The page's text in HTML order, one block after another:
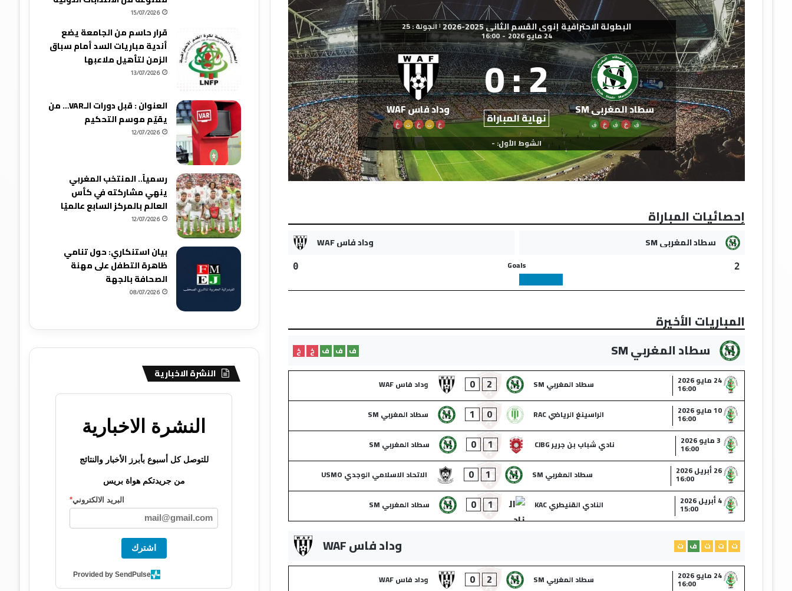
البطولة الاحترافية إنوي القسم الثاني 2025-2026 | الجولة : 25
24 مايو 2026 -
16:00
سطاد المغربي SM
ف خ ف خ ف
2
:
0
نهاية المباراة وداد فاس WAF
خ ت خ ت خ
الشوط الأول: -
إحصائيات المباراة
سطاد المغربي SM وداد فاس WAF
2
Goals
0
المباريات الأخيرة
سطاد المغربي SM
ف ف ف خ خ
24 مايو 2026
16:00 سطاد المغربي SM 2
0
وداد فاس WAF
10 مايو 2026
16:00 الراسينغ الرياضي RAC 0
1
سطاد المغربي SM
3 مايو 2026
16:00 نادي شباب بن جرير CJBG 1
0
سطاد المغربي SM
26 أبريل 2026
16:00 سطاد المغربي SM 1
0
الاتحاد الاسلامي الوجدي USMO
4 أبريل 2026
15:00 النادي القنيطري KAC 1
0 سطاد المغربي SM
وداد فاس WAF ت ت ت ف ت
24 مايو 2026
16:00 سطاد المغربي SM 2
0
وداد فاس WAF
15/07/2026
قرار حاسم من الجامعة يضع
أندية مباريات السد أمام سباق
الزمن لتأهيل ملاعبها
13/07/2026
العنوان : قبل دورات الـVAR… من
يقيّم موسم التحكيم
12/07/2026
رسمياً.. المنتخب المغربي
ينهي مشاركته في كأس
العالم بالمركز السابع عالميًا
12/07/2026
بيان استنكاري: حول تنامي
ظاهرة التطفل على مهنة
الصحافة بالجهة
08/07/2026
النشرة الاخبارية
النشرة الاخبارية
للتوصل كل أسبوع بأبرز الأخبار والنتائج
من جريدتكم هواة بريس
البريد الالكتروني*
اشترك
Provided by SendPulse